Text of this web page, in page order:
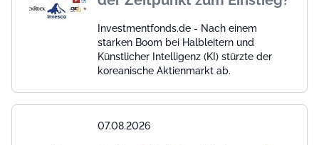
Investmentfonds.de - Nach einem
starken Boom bei Halbleitern und
Künstlicher Intelligenz (KI) stürzte der
koreanische Aktienmarkt ab.
07.08.2026